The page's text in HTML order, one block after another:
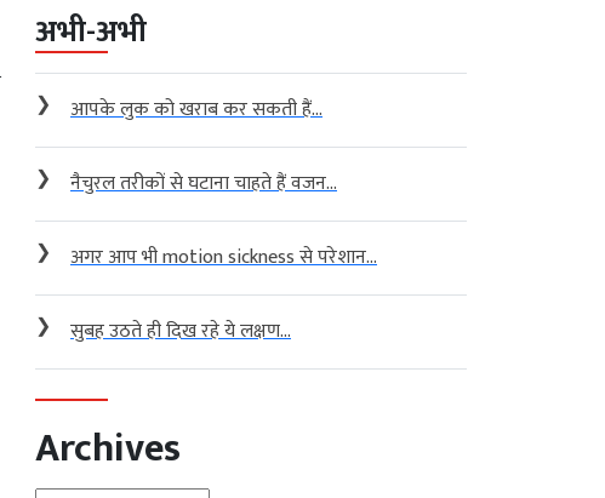
अभी-अभी
❯ आपके लुक को खराब कर सकती हैं...
❯ नैचुरल तरीकों से घटाना चाहते हैं वजन...
❯ अगर आप भी motion sickness से परेशान...
❯ सुबह उठते ही दिख रहे ये लक्षण...
Archives